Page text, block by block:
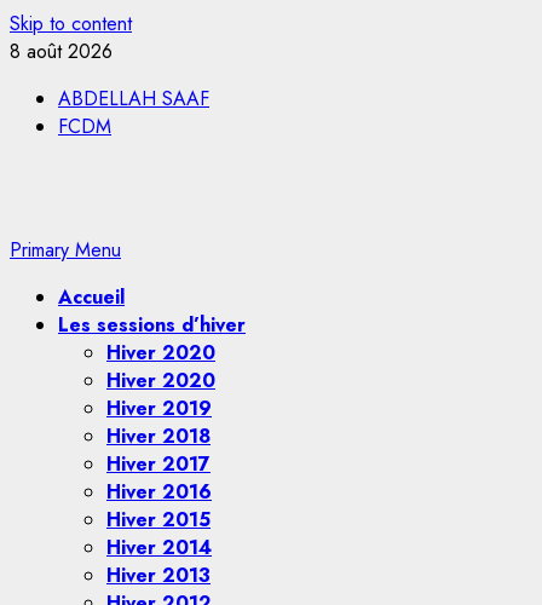
Skip to content
8 août 2026
ABDELLAH SAAF
FCDM
Primary Menu
Accueil
Les sessions d’hiver
Hiver 2020
Hiver 2020
Hiver 2019
Hiver 2018
Hiver 2017
Hiver 2016
Hiver 2015
Hiver 2014
Hiver 2013